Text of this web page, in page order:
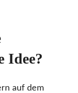
Idee?
auf dem